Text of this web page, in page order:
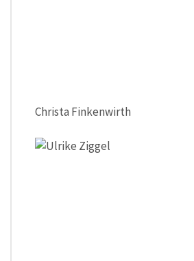
Christa Finkenwirth